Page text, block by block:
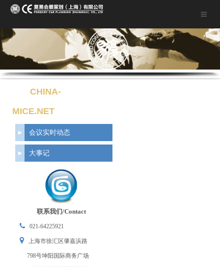
CHINA-
MICE.NET
会议实时动态
大事记
联系我们/Contact
021-64225921
上海市徐汇区肇嘉浜路
798号坤阳国际商务广场